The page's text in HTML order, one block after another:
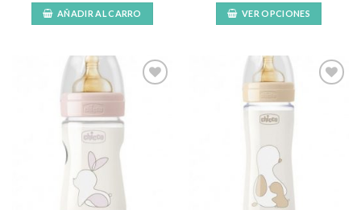
AÑADIR AL CARRO VER OPCIONES
tiene
múltiples
variantes.
Las
se
pueden
elegir
en